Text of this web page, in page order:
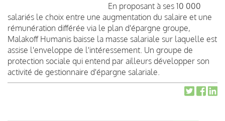
En proposant à ses 10 000
salariés le choix entre une augmentation du salaire et une
rémunération différée via le plan d'épargne groupe,
Malakoff Humanis baisse la masse salariale sur laquelle est
assise l'enveloppe de l'intéressement. Un groupe de
protection sociale qui entend par ailleurs développer son
activité de gestionnaire d'épargne salariale.